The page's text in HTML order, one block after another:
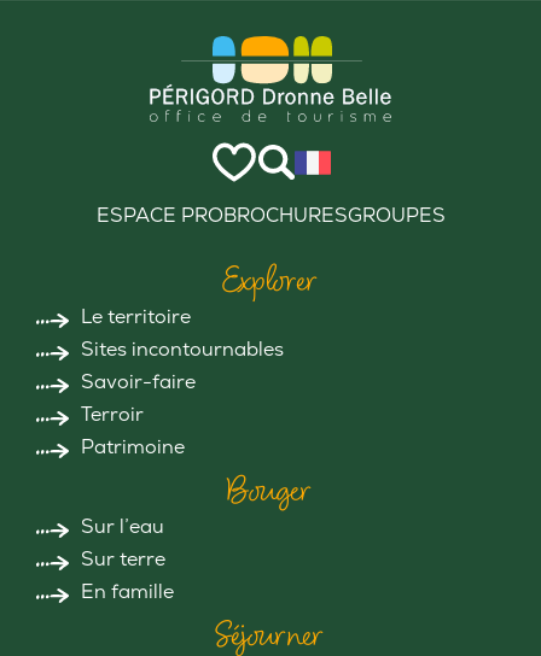
ESPACE PROBROCHURESGROUPES
Explorer
Le territoire
Sites incontournables
Savoir-faire
Terroir
Patrimoine
Bouger
Sur l’eau
Sur terre
En famille
Séjourner